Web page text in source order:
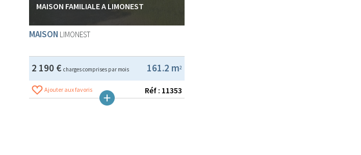
MAISON FAMILIALE A LIMONEST
MAISON LIMONEST
161.2 m2
2 190 € charges comprises par mois
Ajouter aux favoris Réf : 11353